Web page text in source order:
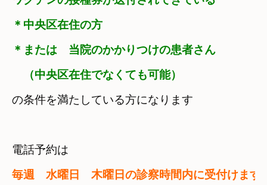
＊中央区在住の方
＊または　当院のかかりつけの患者さん
（中央区在住でなくても可能）
の条件を満たしている方になります
電話予約は
毎週　水曜日　木曜日の診察時間内に受付けます